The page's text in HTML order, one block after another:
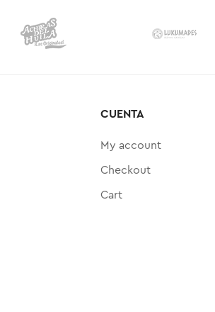
CUENTA
My account
Checkout
Cart